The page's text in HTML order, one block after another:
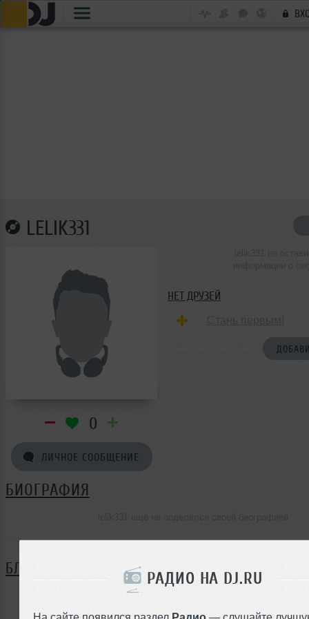
РАДИО НА DJ.RU
На сайте появился раздел Радио — слушайте
LELIK331
0
ЛИЧНОЕ СООБЩЕНИЕ
НЕТ ДРУЗЕЙ
БИОГРАФИЯ
БЛОГ